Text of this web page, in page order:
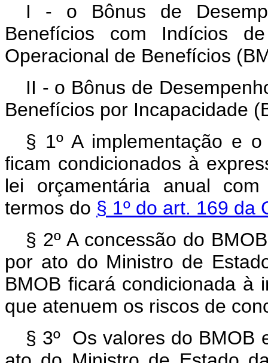
I - o Bônus de
Benefícios com Indícios
Operacional de Benefícios
II - o Bônus de
Benefícios por Incapacidade
§ 1º A implementação e
ficam condicionados à
lei orçamentária anual
termos do § 1º do art. 169 da
§ 2º A concessão do
por ato do Ministro de
BMOB ficará condicionada à
que atenuem os riscos de
§ 3º Os valores do BMOB